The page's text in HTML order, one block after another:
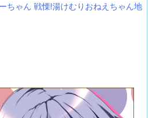
ちゃん 戦慄!湯けむりおねえちゃん地